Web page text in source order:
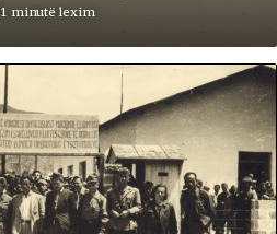
1 minutë lexim